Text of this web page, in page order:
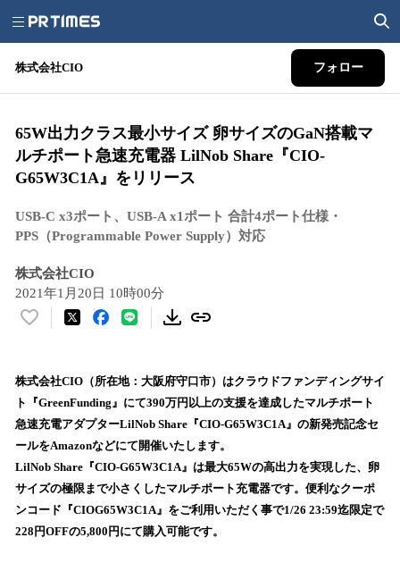
株式会社CIO フォロー
65W出力クラス最小サイズ 卵サイズのGaN搭載マ
ルチポート急速充電器 LilNob Share『CIO-
G65W3C1A』をリリース
USB-C x3ポート、USB-A x1ポート 合計4ポート仕様・
PPS（Programmable Power Supply）対応
株式会社CIO
2021年1月20日 10時00分
い
！
数
を
読
込
み
中
で
株式会社CIO（所在地：大阪府守口市）はクラウドファンディングサイ
ト『GreenFunding』にて390万円以上の支援を達成したマルチポート
急速充電アダプターLilNob Share『CIO-G65W3C1A』の新発売記念セ
ールをAmazonなどにて開催いたします。
LilNob Share『CIO-G65W3C1A』は最大65Wの高出力を実現した、卵
サイズの極限まで小さくしたマルチポート充電器です。便利なクーポ
ンコード『CIOG65W3C1A』をご利用いただく事で1/26 23:59迄限定で
228円OFFの5,800円にて購入可能です。